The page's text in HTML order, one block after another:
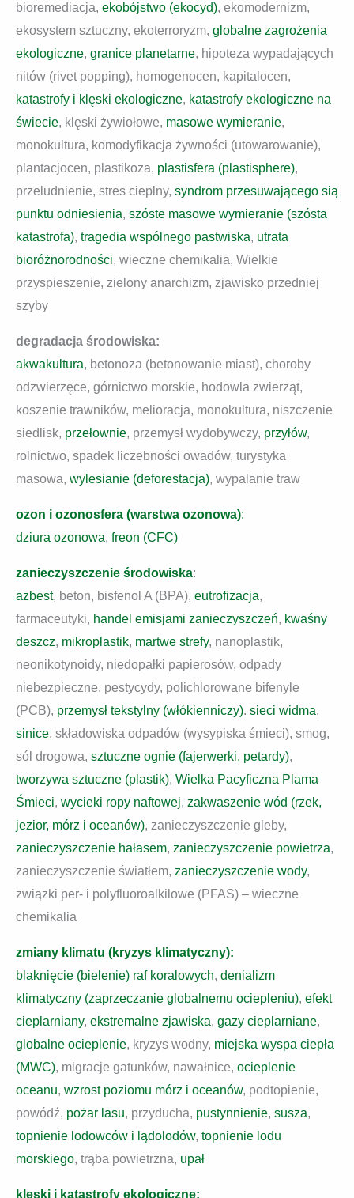
bioremediacja, ekobójstwo (ekocyd), ekomodernizm,
ekosystem sztuczny, ekoterroryzm, globalne zagrożenia
ekologiczne, granice planetarne, hipoteza wypadających
nitów (rivet popping), homogenocen, kapitalocen,
katastrofy i klęski ekologiczne, katastrofy ekologiczne na
świecie, klęski żywiołowe, masowe wymieranie,
monokultura, komodyfikacja żywności (utowarowanie),
plantacjocen, plastikoza, plastisfera (plastisphere),
przeludnienie, stres cieplny, syndrom przesuwającego sią
punktu odniesienia, szóste masowe wymieranie (szósta
katastrofa), tragedia wspólnego pastwiska, utrata
bioróżnorodności, wieczne chemikalia, Wielkie
przyspieszenie, zielony anarchizm, zjawisko przedniej
szyby
degradacja środowiska:
akwakultura, betonoza (betonowanie miast), choroby
odzwierzęce, górnictwo morskie, hodowla zwierząt,
koszenie trawników, melioracja, monokultura, niszczenie
siedlisk, przełownie, przemysł wydobywczy, przyłów,
rolnictwo, spadek liczebności owadów, turystyka
masowa, wylesianie (deforestacja), wypalanie traw
ozon i ozonosfera (warstwa ozonowa):
dziura ozonowa, freon (CFC)
zanieczyszczenie środowiska:
azbest, beton, bisfenol A (BPA), eutrofizacja,
farmaceutyki, handel emisjami zanieczyszczeń, kwaśny
deszcz, mikroplastik, martwe strefy, nanoplastik,
neonikotynoidy, niedopałki papierosów, odpady
niebezpieczne, pestycydy, polichlorowane bifenyle
(PCB), przemysł tekstylny (włókienniczy). sieci widma,
sinice, składowiska odpadów (wysypiska śmieci), smog,
sól drogowa, sztuczne ognie (fajerwerki, petardy),
tworzywa sztuczne (plastik), Wielka Pacyficzna Plama
Śmieci, wycieki ropy naftowej, zakwaszenie wód (rzek,
jezior, mórz i oceanów), zanieczyszczenie gleby,
zanieczyszczenie hałasem, zanieczyszczenie powietrza,
zanieczyszczenie światłem, zanieczyszczenie wody,
związki per- i polyfluoroalkilowe (PFAS) – wieczne
chemikalia
zmiany klimatu (kryzys klimatyczny):
blaknięcie (bielenie) raf koralowych, denializm
klimatyczny (zaprzeczanie globalnemu ociepleniu), efekt
cieplarniany, ekstremalne zjawiska, gazy cieplarniane,
globalne ocieplenie, kryzys wodny, miejska wyspa ciepła
(MWC), migracje gatunków, nawałnice, ocieplenie
oceanu, wzrost poziomu mórz i oceanów, podtopienie,
powódź, pożar lasu, przyducha, pustynnienie, susza,
topnienie lodowców i lądolodów, topnienie lodu
morskiego, trąba powietrzna, upał
klęski i katastrofy ekologiczne: